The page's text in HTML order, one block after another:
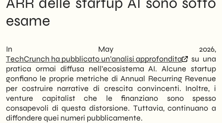
Fragile Platforms
Operational Implications: A Checklist for
Evaluating AI Vendors
SHM Studio's Perspective: How We Guide
Clients' Technology Choices
solide di quanto siano. Fondatori e venture
capitalist sono spesso consapevoli di questa
distorsione. Tuttavia, il mercato continua ad
Per le PMI italiane B2B, questo fenomeno ha
conseguenze concrete. Infatti, molte
aziende valutano potenziali partner
tecnologici o soluzioni AI basandosi proprio
su questi numeri pubblici. Di conseguenza,
un ARR gonfiato può portare a scelte
sbagliate: contratti con fornitori instabili,
esame
In May 2026,
TechCrunch ha pubblicato un’analisi approfondita
su una
pratica ormai diffusa nell’ecosistema AI. Alcune startup
gonfiano le proprie metriche di Annual Recurring Revenue
per costruire narrative di crescita convincenti. Inoltre, i
venture capitalist che le finanziano sono spesso
consapevoli di questa distorsione. Tuttavia, continuano a
diffondere quei numeri pubblicamente.